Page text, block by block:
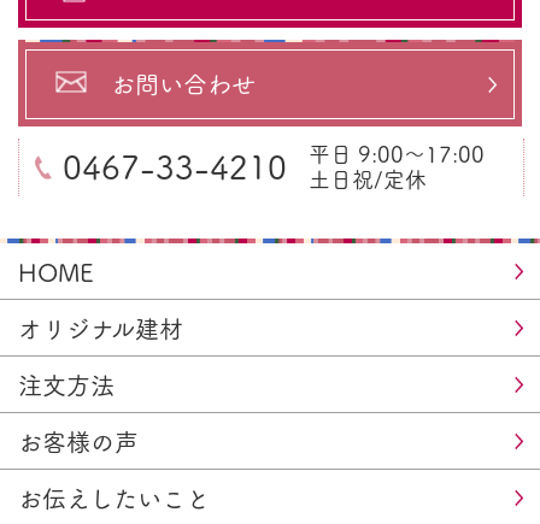
お問い合わせ
0467-33-4210
平日 9:00～17:00
土日祝/定休
HOME
オリジナル建材
注文方法
お客様の声
お伝えしたいこと